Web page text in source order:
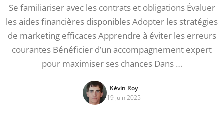
Se familiariser avec les contrats et obligations Évaluer
les aides financières disponibles Adopter les stratégies
de marketing efficaces Apprendre à éviter les erreurs
courantes Bénéficier d’un accompagnement expert
pour maximiser ses chances Dans …
Kévin Roy
19 juin 2025